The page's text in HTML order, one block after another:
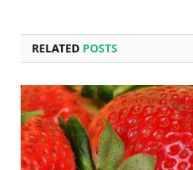
RELATED POSTS